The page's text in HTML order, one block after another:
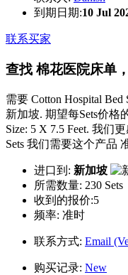
到期日期:10 Jul
联系买家
查找 棉花医院床单
需要 Cotton Hospital Bed
新加坡. 期望每Sets价格
Size: 5 X 7.5 Feet. 我们
Sets 我们需要这个产品
进口到: 新加坡
所需数量: 230 Sets
收到的报价:5
频率: 准时
联系方式: Email
购买记录: New